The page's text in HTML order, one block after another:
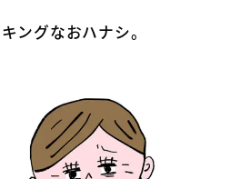
ングなおハナシ。